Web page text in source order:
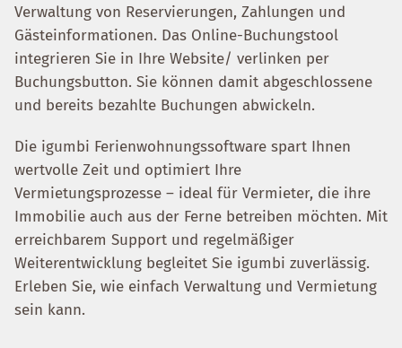
Verwaltung von Reservierungen, Zahlungen und
Gästeinformationen. Das Online-Buchungstool
integrieren Sie in Ihre Website/ verlinken per
Buchungsbutton. Sie können damit abgeschlossene
und bereits bezahlte Buchungen abwickeln.
Die igumbi Ferienwohnungssoftware spart Ihnen
wertvolle Zeit und optimiert Ihre
Vermietungsprozesse – ideal für Vermieter, die ihre
Immobilie auch aus der Ferne betreiben möchten. Mit
erreichbarem Support und regelmäßiger
Weiterentwicklung begleitet Sie igumbi zuverlässig.
Erleben Sie, wie einfach Verwaltung und Vermietung
sein kann.